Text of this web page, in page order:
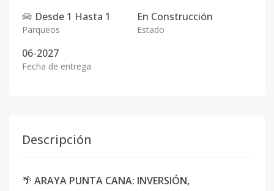
Desde 1 Hasta 1
Parqueos
En Construcción
Estado
06-2027
Fecha de entrega
Descripción
🌴 ARAYA PUNTA CANA: INVERSIÓN,